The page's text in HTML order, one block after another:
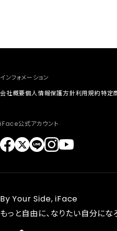
インフォメーション
会社概要個人情報保護方針利用規約特定
iFace公式アカウント
By Your Side, iFace
もっと自由に、なりたい自分にな